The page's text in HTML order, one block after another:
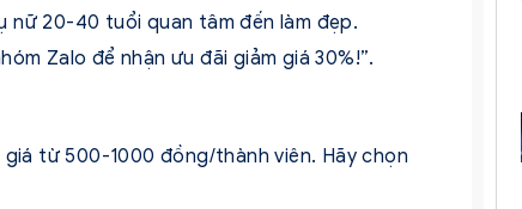
nữ 20-40 tuổi quan tâm đến làm đẹp.
Zalo để nhận ưu đãi giảm giá 30%!”.
giá từ 500-1000 đồng/thành viên. Hãy chọn